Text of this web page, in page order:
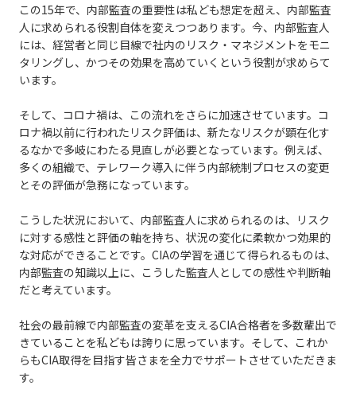
この15年で、内部監査の重要性は私ども想定を超え、内部監査
人に求められる役割自体を変えつつあります。今、内部監査人
には、経営者と同じ目線で社内のリスク・マネジメントをモニ
タリングし、かつその効果を高めていくという役割が求めらて
います。
そして、コロナ禍は、この流れをさらに加速させています。コ
ロナ禍以前に行われたリスク評価は、新たなリスクが顕在化す
るなかで多岐にわたる見直しが必要となっています。例えば、
多くの組織で、テレワーク導入に伴う内部統制プロセスの変更
とその評価が急務になっています。
こうした状況において、内部監査人に求められるのは、リスク
に対する感性と評価の軸を持ち、状況の変化に柔軟かつ効果的
な対応ができることです。CIAの学習を通じて得られるものは、
内部監査の知識以上に、こうした監査人としての感性や判断軸
だと考えています。
社会の最前線で内部監査の変革を支えるCIA合格者を多数輩出で
きていることを私どもは誇りに思っています。そして、これか
らもCIA取得を目指す皆さまを全力でサポートさせていただきま
す。